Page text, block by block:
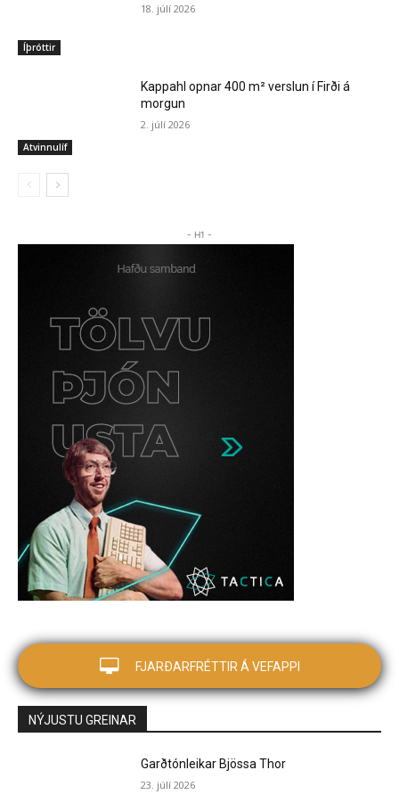
Íþróttir
18. júlí 2026
Atvinnulíf
Kappahl opnar 400 m² verslun í Firði á
morgun
2. júlí 2026
- H1 -
FJARÐARFRÉTTIR Á VEFAPPI
NÝJUSTU GREINAR
Garðtónleikar Bjössa Thor
23. júlí 2026